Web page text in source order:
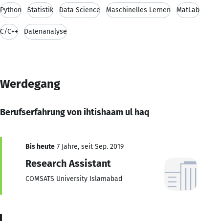
Python Statistik Data Science Maschinelles Lernen MatLab
C/C++ Datenanalyse
Werdegang
Berufserfahrung von ihtishaam ul haq
Bis heute 7 Jahre, seit Sep. 2019
Research Assistant
COMSATS University Islamabad